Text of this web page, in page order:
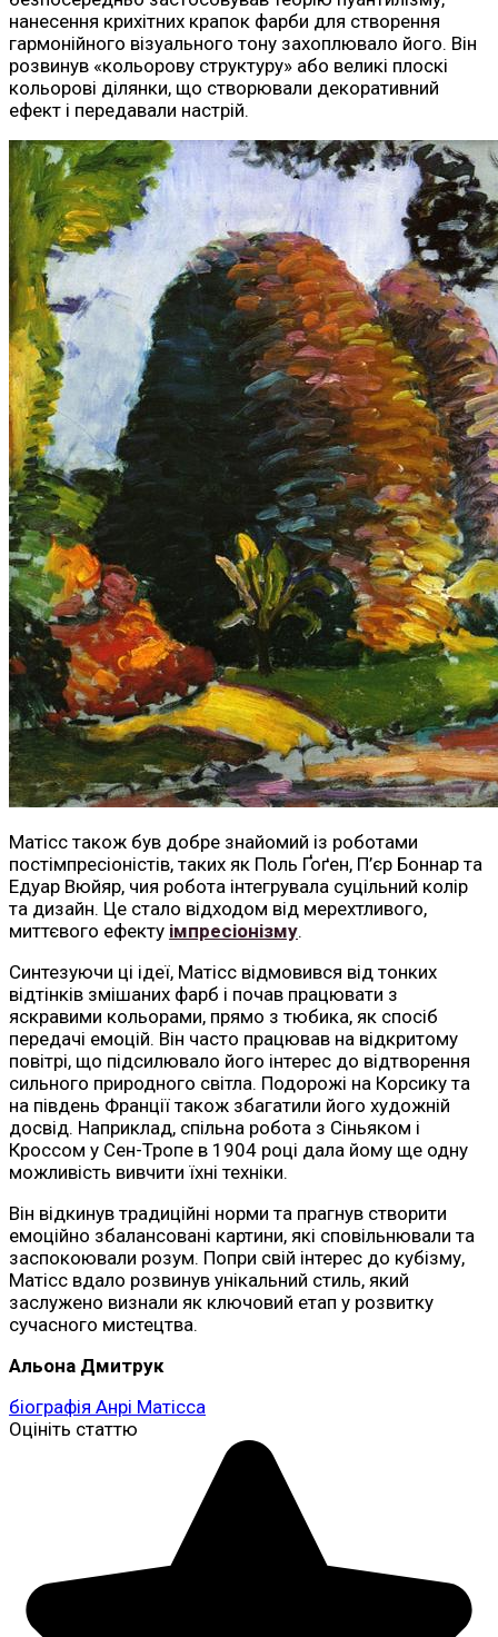
нанесення крихітних крапок фарби для створення
гармонійного візуального тону захоплювало його. Він
розвинув «кольорову структуру» або великі плоскі
кольорові ділянки, що створювали декоративний
ефект і передавали настрій.
Матісс також був добре знайомий із роботами
постімпресіоністів, таких як Поль Ґоґен, П’єр Боннар та
Едуар Вюйяр, чия робота інтегрувала суцільний колір
та дизайн. Це стало відходом від мерехтливого,
миттєвого ефекту імпресіонізму.
Синтезуючи ці ідеї, Матісс відмовився від тонких
відтінків змішаних фарб і почав працювати з
яскравими кольорами, прямо з тюбика, як спосіб
передачі емоцій. Він часто працював на відкритому
повітрі, що підсилювало його інтерес до відтворення
сильного природного світла. Подорожі на Корсику та
на південь Франції також збагатили його художній
досвід. Наприклад, спільна робота з Сіньяком і
Кроссом у Сен-Тропе в 1904 році дала йому ще одну
можливість вивчити їхні техніки.
Він відкинув традиційні норми та прагнув створити
емоційно збалансовані картини, які сповільнювали та
заспокоювали розум. Попри свій інтерес до кубізму,
Матісс вдало розвинув унікальний стиль, який
заслужено визнали як ключовий етап у розвитку
сучасного мистецтва.
Альона Дмитрук
біографія Анрі Матісса
Оцініть статтю